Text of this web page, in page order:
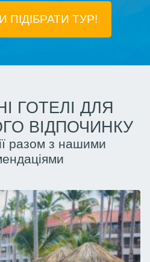
ТУР!
ГОТЕЛІ ДЛЯ
ВІДПОЧИНКУ
разом з нашими